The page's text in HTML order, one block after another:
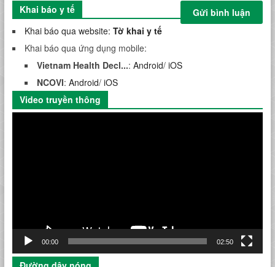
Khai báo y tế
Khai báo qua website: Tờ khai y tế
Khai báo qua ứng dụng mobile:
Vietnam Health Decl...: Android/ iOS
NCOVI: Android/ iOS
Video truyền thông
00:00 02:50